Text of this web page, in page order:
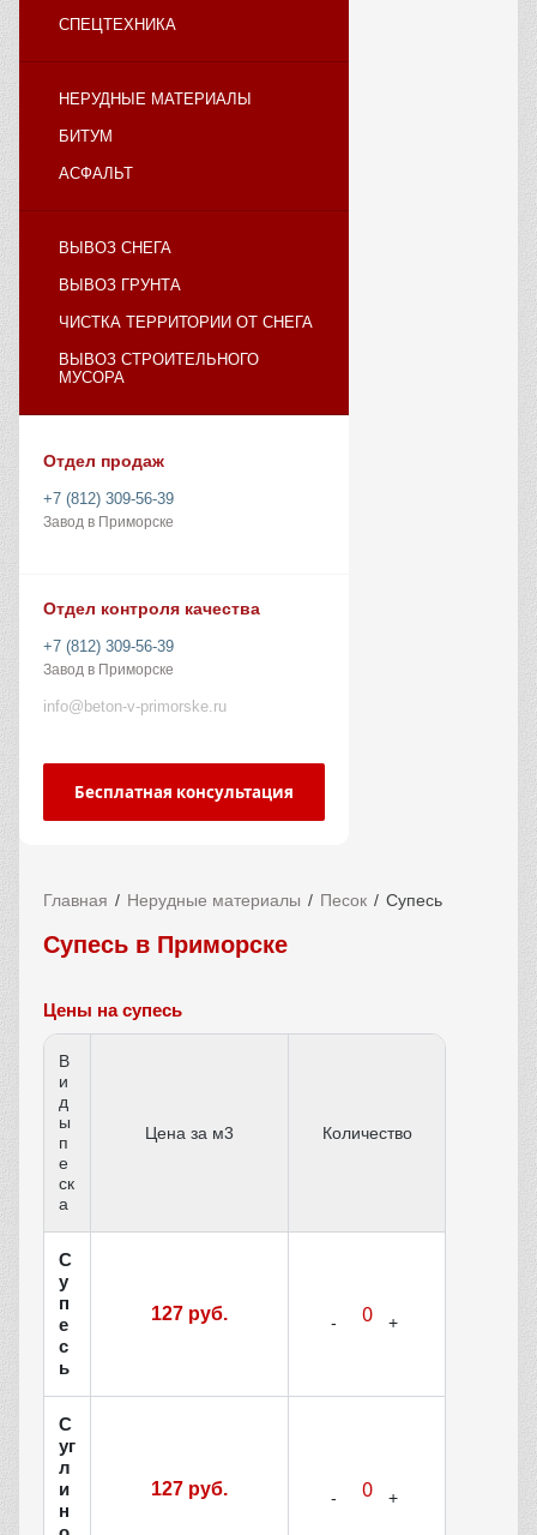
СПЕЦТЕХНИКА
НЕРУДНЫЕ МАТЕРИАЛЫ
БИТУМ
АСФАЛЬТ
ВЫВОЗ СНЕГА
ВЫВОЗ ГРУНТА
ЧИСТКА ТЕРРИТОРИИ ОТ СНЕГА
ВЫВОЗ СТРОИТЕЛЬНОГО
МУСОРА
Отдел продаж
+7 (812) 309-56-39
Завод в Приморске
Отдел контроля качества
+7 (812) 309-56-39
Завод в Приморске
info@beton-v-primorske.ru
Бесплатная консультация
Главная Нерудные материалы Песок Супесь
Супесь в Приморске
Цены на супесь
В
и
д
ы
п
е
ск
а
Цена за м3 Количество
С
у
п
е
с
ь
127 руб.
С
уг
л
и
н
127 руб.